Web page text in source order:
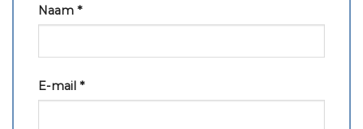
Naam *
E-mail *